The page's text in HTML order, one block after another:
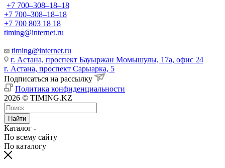
+7 700‒308‒18‒18
+7 700‒308‒18‒18
+7 700 803 18 18
timing@internet.ru
timing@internet.ru
г. Астана, проспект Бауыржан Момышулы, 17а, офис 24
г. Астана, проспект Сарыарка, 5
Подписаться на рассылку
Политика конфиденциальности
2026 © TIMING.KZ
Найти
Каталог
По всему сайту
По каталогу